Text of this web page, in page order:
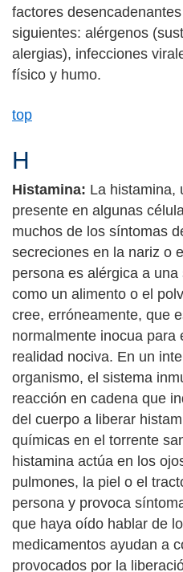
factores
siguientes: alérgenos
alergias), infecciones
físico y humo.
top
H
Histamina: La histamina,
presente en algunas
muchos de los síntomas
secreciones en la nariz o
persona es alérgica a
como un alimento o el
cree, erróneamente, que
normalmente inocua para
realidad nociva. En un
organismo, el sistema
reacción en cadena que
del cuerpo a liberar
químicas en el torrente
histamina actúa en los
pulmones, la piel o el
persona y provoca
que haya oído hablar de
medicamentos ayudan a
provocados por la